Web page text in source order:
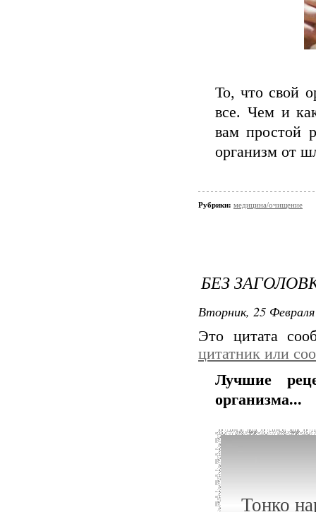
То, что свой
все. Чем и
вам простой
организм от
Рубрики: медицина/очищение
БЕЗ
Вторник, 25
Это цитата
цитатник или
Лучшие
организма...
Тонко